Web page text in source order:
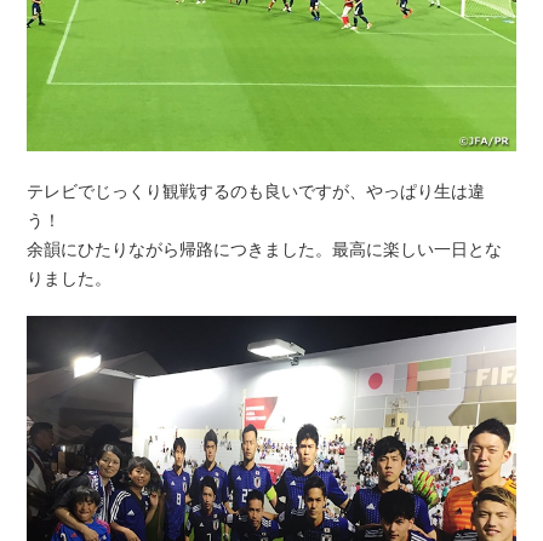
テレビでじっくり観戦するのも良いですが、やっぱり生は違
う！
余韻にひたりながら帰路につきました。最高に楽しい一日とな
りました。